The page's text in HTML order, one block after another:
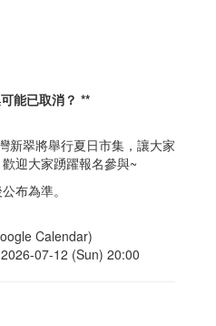
能已取消？ **
新翠將舉行夏日市集，讓大家
迎大家踴躍報名參與~
布為準。
Calendar)
2026-07-12 (Sun) 20:00